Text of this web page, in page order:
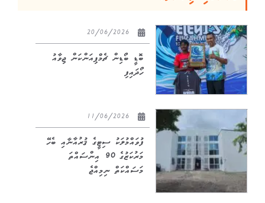
ބޮޑީ ބޯޑިން ޗެމްޕިއަންކަން ޖިވާއު
ހޯދައިފި
ފުވައްމުލަކު ސިޓީގެ ޤުރުއާނާއި ބެހޭ
މަރުކަޒުގެ 90 އިންސައްތަ
މަސައްކަތް ނިމިއްޖެ